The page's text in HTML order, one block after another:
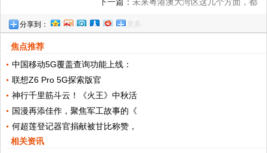
分享到： 更多
焦点推荐
中国移动5G覆盖查询功能上线：
联想Z6 Pro 5G探索版官
神行千里筋斗云！《火王》中秋活
国漫再添佳作，聚焦军工故事的《
何超莲登记器官捐献被甘比称赞，
相关资讯